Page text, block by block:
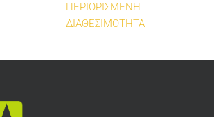
ΠΕΡΙΟΡΙΣΜΕΝΗ
ΔΙΑΘΕΣΙΜΟΤΗΤΑ